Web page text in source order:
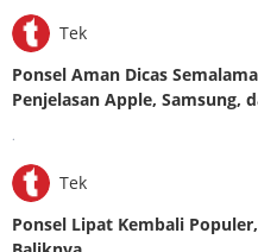
Tek
Ponsel Aman Dicas
Penjelasan Apple, Samsung,
Tek
Ponsel Lipat Kembali